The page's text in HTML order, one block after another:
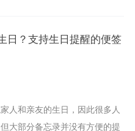
日？支持生日提醒的便签
人和亲友的生日，因此很多人
大部分备忘录并没有方便的提